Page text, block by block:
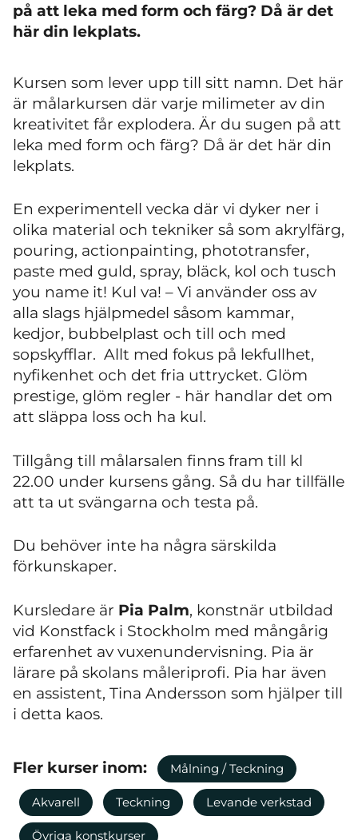
på att leka med form och färg? Då är det
här din lekplats.
Kursen som lever upp till sitt namn. Det här
är målarkursen där varje milimeter av din
kreativitet får explodera. Är du sugen på att
leka med form och färg? Då är det här din
lekplats.
En experimentell vecka där vi dyker ner i
olika material och tekniker så som akrylfärg,
pouring, actionpainting, phototransfer,
paste med guld, spray, bläck, kol och tusch
you name it! Kul va! – Vi använder oss av
alla slags hjälpmedel såsom kammar,
kedjor, bubbelplast och till och med
sopskyfflar. Allt med fokus på lekfullhet,
nyfikenhet och det fria uttrycket. Glöm
prestige, glöm regler - här handlar det om
att släppa loss och ha kul.
Tillgång till målarsalen finns fram till kl
22.00 under kursens gång. Så du har tillfälle
att ta ut svängarna och testa på.
Du behöver inte ha några särskilda
förkunskaper.
Kursledare är Pia Palm, konstnär utbildad
vid Konstfack i Stockholm med mångårig
erfarenhet av vuxenundervisning. Pia är
lärare på skolans måleriprofi. Pia har även
en assistent, Tina Andersson som hjälper till
i detta kaos.
Fler kurser inom: Målning / Teckning
Akvarell Teckning Levande verkstad
Övriga konstkurser